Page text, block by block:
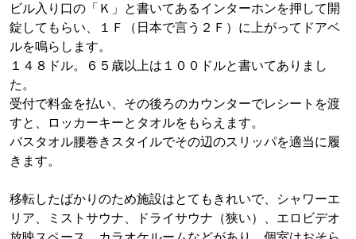
ビル入り口の「Ｋ」と書いてあるインターホンを押して開
錠してもらい、１Ｆ（日本で言う２Ｆ）に上がってドアベ
ルを鳴らします。
１４８ドル。６５歳以上は１００ドルと書いてありまし
た。
受付で料金を払い、その後ろのカウンターでレシートを渡
すと、ロッカーキーとタオルをもらえます。
バスタオル腰巻きスタイルでその辺のスリッパを適当に履
きます。
移転したばかりのため施設はとてもきれいで、シャワーエ
リア、ミストサウナ、ドライサウナ（狭い）、エロビデオ